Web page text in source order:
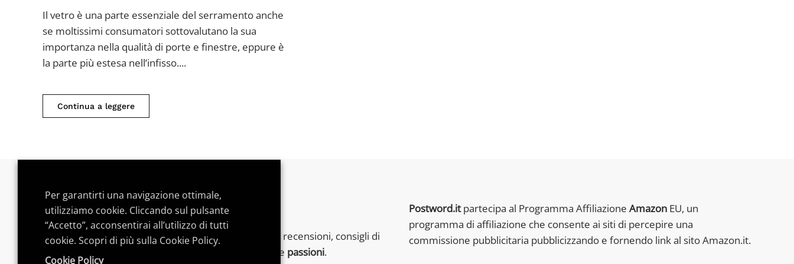
ragioni
per
adottare
serramenti
doppi
vetri
Il vetro è una parte essenziale del serramento anche
se moltissimi consumatori sottovalutano la sua
importanza nella qualità di porte e finestre, eppure è
la parte più estesa nell’infisso....
Continua a leggere
Postword.it è un blog indipendente.
Troverai articoli su tecnologia,videogames
e gadget, recensioni, consigli di
dedicate per goderti al meglio le tue passioni.
Postword.itpartecipa al Programma Affiliazione Amazon EU, un
programma di affiliazione che consente ai siti di percepire una
commissione pubblicitaria pubblicizzando e fornendo link al sito Amazon.it.
Per garantirti una navigazione ottimale,
utilizziamo cookie. Cliccando sul pulsante
“Accetto”, acconsentirai all’utilizzo di tutti
cookie. Scopri di più sulla Cookie Policy.
Cookie Policy